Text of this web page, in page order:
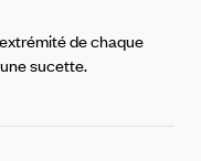
de chaque
sucette.